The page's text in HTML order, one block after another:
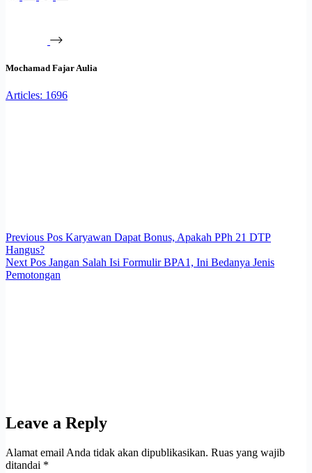
Mochamad Fajar Aulia
Articles: 1696
Previous Pos Karyawan Dapat Bonus, Apakah PPh 21 DTP
Hangus?
Next Pos Jangan Salah Isi Formulir BPA1, Ini Bedanya Jenis
Pemotongan
Leave a Reply
Alamat email Anda tidak akan dipublikasikan. Ruas yang wajib
ditandai *